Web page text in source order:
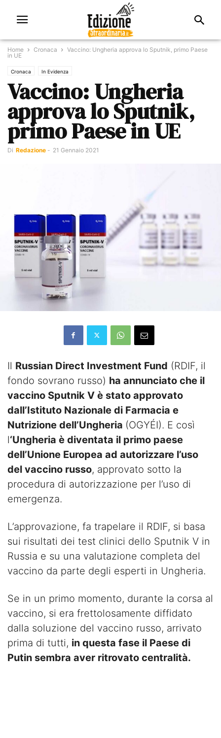
Home Cronaca
Vaccino: Ungheria approva lo Sputnik, primo Paese
in UE
Cronaca In Evidenza
Vaccino: Ungheria
approva lo Sputnik,
primo Paese in UE
Di Redazione - 21 Gennaio 2021
Il Russian Direct Investment Fund (RDIF, il
fondo sovrano russo) ha annunciato che il
vaccino Sputnik V è stato approvato
dall’Istituto Nazionale di Farmacia e
Nutrizione dell’Ungheria (OGYÉI). E così
l‘Ungheria è diventata il primo paese
dell’Unione Europea ad autorizzare l’uso
del vaccino russo, approvato sotto la
procedura di autorizzazione per l’uso di
emergenza.
L’approvazione, fa trapelare il RDIF, si basa
sui risultati dei test clinici dello Sputnik V in
Russia e su una valutazione completa del
vaccino da parte degli esperti in Ungheria.
Se in un primo momento, durante la corsa al
vaccino, si era frettolosamente diffidato
dalla soluzione del vaccino russo, arrivato
prima di tutti, in questa fase il Paese di
Putin sembra aver ritrovato centralità.